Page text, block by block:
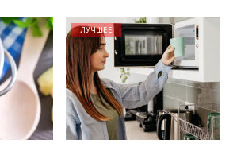
ЛУЧШЕЕ